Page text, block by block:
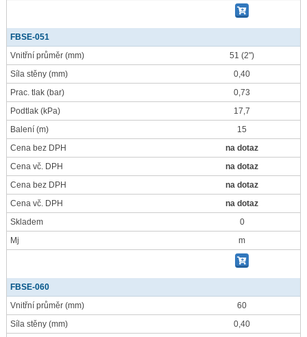
FBSE-051
Vnitřní průměr (mm)
51 (2")
Síla stěny (mm)
0,40
Prac. tlak (bar)
0,73
Podtlak (kPa)
17,7
Balení (m)
15
Cena bez DPH
na dotaz
Cena vč. DPH
na dotaz
Cena bez DPH
na dotaz
Cena vč. DPH
na dotaz
Skladem
0
Mj
m
FBSE-060
Vnitřní průměr (mm)
60
Síla stěny (mm)
0,40